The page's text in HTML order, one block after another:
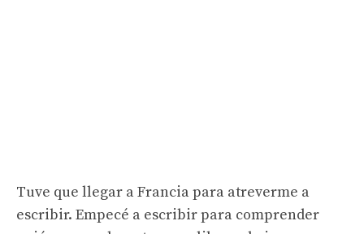
Tuve que llegar a Francia para atreverme a
escribir. Empecé a escribir para comprender